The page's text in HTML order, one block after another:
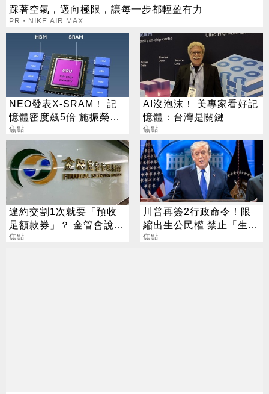
踩著空氣，邁向極限，讓每一步都輕盈有力
PR・NIKE AIR MAX
NEO發表X-SRAM！ 記
憶體密度飆5倍 施振榮：
半導體迎新革命
焦點
AI沒泡沫！ 美專家看好記
憶體：台灣是關鍵
焦點
違約交割1次就要「預收
足額款券」？ 金管會說話
了
焦點
川普再簽2行政命令！限
縮出生公民權 禁止「生育
旅遊」
焦點